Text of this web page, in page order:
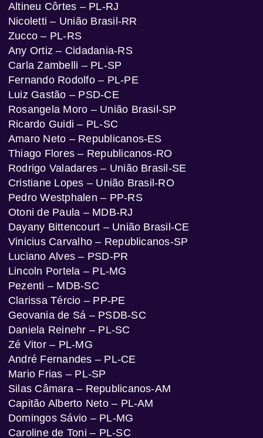
Altineu Côrtes – PL-RJ
Nicoletti – União Brasil-RR
Zucco – PL-RS
Any Ortiz – Cidadania-RS
Carla Zambelli – PL-SP
Fernando Rodolfo – PL-PE
Luiz Gastão – PSD-CE
Rosangela Moro – União Brasil-SP
Ricardo Guidi – PL-SC
Amaro Neto – Republicanos-ES
Thiago Flores – Republicanos-RO
Rodrigo Valadares – União Brasil-SE
Cristiane Lopes – União Brasil-RO
Pedro Westphalen – PP-RS
Otoni de Paula – MDB-RJ
Dayany Bittencourt – União Brasil-CE
Vinicius Carvalho – Republicanos-SP
Luciano Alves – PSD-PR
Lincoln Portela – PL-MG
Pezenti – MDB-SC
Clarissa Tércio – PP-PE
Geovania de Sá – PSDB-SC
Daniela Reinehr – PL-SC
Zé Vitor – PL-MG
André Fernandes – PL-CE
Mario Frias – PL-SP
Silas Câmara – Republicanos-AM
Capitão Alberto Neto – PL-AM
Domingos Sávio – PL-MG
Caroline de Toni – PL-SC